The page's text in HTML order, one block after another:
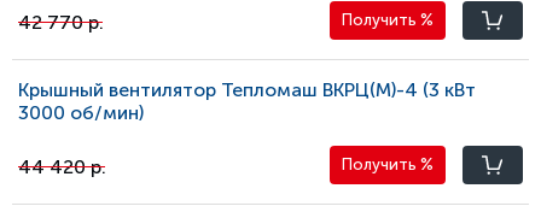
42 770 р. Получить %
Крышный вентилятор Тепломаш ВКРЦ(М)-4 (3 кВт
3000 oб/мин)
44 420 р. Получить %